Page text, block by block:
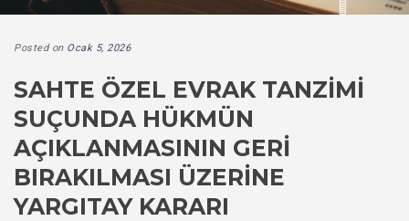
Posted on Ocak 5, 2026
SAHTE ÖZEL EVRAK TANZIMI
SUÇUNDA HÜKMÜN
AÇIKLANMASININ GERI
BIRAKILMASI ÜZERINE
YARGITAY KARARI